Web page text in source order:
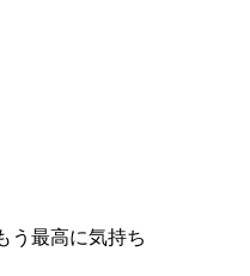
う最高に気持ち